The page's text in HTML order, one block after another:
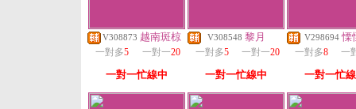
V308873 越南斑椋
一對多5 一對一20
一對一忙線中
V308548 黎月
一對多5 一對一20
一對一忙線中
V298694 慄
一對多8 一
一對一忙